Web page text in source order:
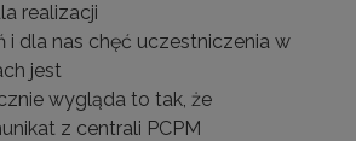
realizacji
dla nas chęć uczestniczenia w
jest
wygląda to tak, że
z centrali PCPM